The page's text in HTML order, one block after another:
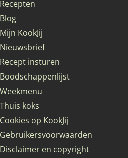
Recepten
Blog
Mijn KookJij
Nieuwsbrief
Recept insturen
Boodschappenlijst
Weekmenu
Thuis koks
Cookies op KookJij
Gebruikersvoorwaarden
Disclaimer en copyright